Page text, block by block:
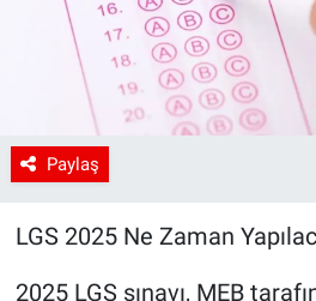
Paylaş
LGS 2025 Ne Zaman
2025 LGS sınavı, MEB